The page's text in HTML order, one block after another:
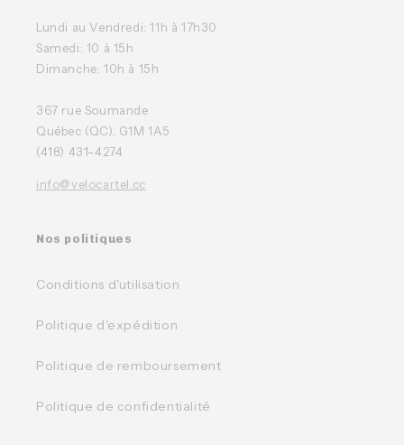
Lundi au Vendredi: 11h à 17h30
Samedi: 10 à 15h
Dimanche: 10h à 15h
367 rue Soumande
Québec (QC), G1M 1A5
(418) 431-4274
info@velocartel.cc
Nos politiques
Conditions d'utilisation
Politique d'expédition
Politique de remboursement
Politique de confidentialité